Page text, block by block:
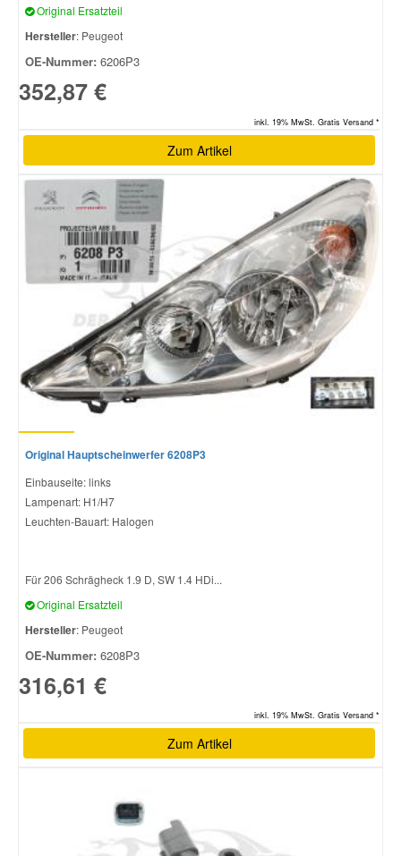
Original Ersatzteil
Hersteller: Peugeot
OE-Nummer: 6206P3
352,87 €
inkl. 19% MwSt. Gratis Versand *
Zum Artikel
Original Hauptscheinwerfer 6208P3
Einbauseite: links
Lampenart: H1/H7
Leuchten-Bauart: Halogen
Für 206 Schrägheck 1.9 D, SW 1.4 HDi...
Original Ersatzteil
Hersteller: Peugeot
OE-Nummer: 6208P3
316,61 €
inkl. 19% MwSt. Gratis Versand *
Zum Artikel